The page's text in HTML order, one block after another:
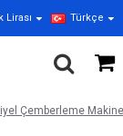
Lirası Türkçe
Çemberleme